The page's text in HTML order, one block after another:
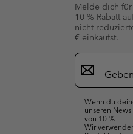
Melde dich
10 % Rabatt
nicht
€ einkaufst.
Newsletter-
Anmeldung
Wenn du
unseren
von 10 %.
Wir